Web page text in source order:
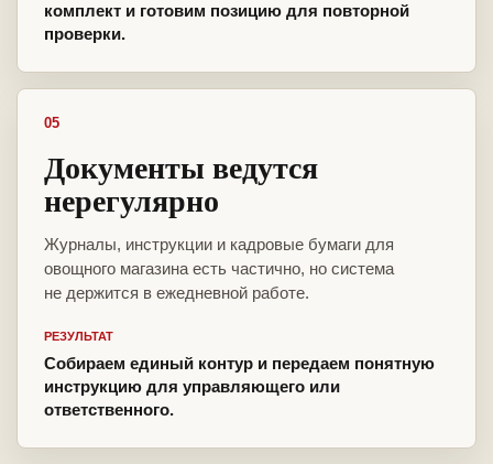
комплект и готовим позицию для повторной
проверки.
05
Документы ведутся
нерегулярно
Журналы, инструкции и кадровые бумаги для
овощного магазина есть частично, но система
не держится в ежедневной работе.
РЕЗУЛЬТАТ
Собираем единый контур и передаем понятную
инструкцию для управляющего или
ответственного.